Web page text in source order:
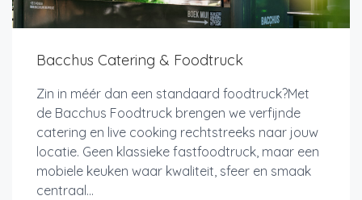
Bacchus Catering & Foodtruck
Zin in méér dan een standaard foodtruck?Met
de Bacchus Foodtruck brengen we verfijnde
catering en live cooking rechtstreeks naar jouw
locatie. Geen klassieke fastfoodtruck, maar een
mobiele keuken waar kwaliteit, sfeer en smaak
centraal...